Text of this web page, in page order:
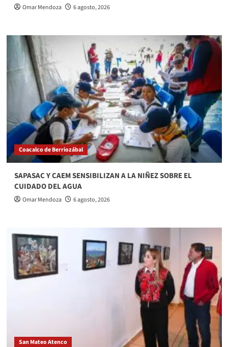
Omar Mendoza 6 agosto, 2026
Coacalco de Berriozábal
SAPASAC Y CAEM SENSIBILIZAN A LA NIÑEZ SOBRE EL
CUIDADO DEL AGUA
Omar Mendoza 6 agosto, 2026
San Mateo Atenco